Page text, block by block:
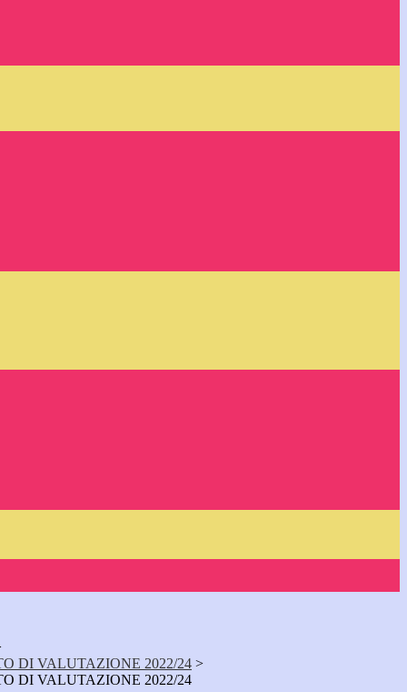
DI VALUTAZIONE 2022/24 >
DI VALUTAZIONE 2022/24